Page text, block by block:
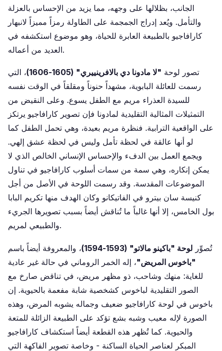
الجانب، بظلالها على وجهه، مما يزيد من الإحساس بالعزلة
والتأمل. ويُعد إدراج الجمجمة على الطاولة رمزاً مميزاً لانبهار
كارافاجيو بالطبيعة العابرة للحياة، وهو موضوع استكشفه في
العديد من أعماله.
تصور لوحة "لا مادونا دي بالافرينييري" (1605-1606)
، التي
رسمت للعائلة البابوية، مشهداً حنوناً ومقلقاً في الوقت نفسه
للسيدة العذراء مريم مع الطفل يسوع. وعلى النقيض من
التمثيلات المثالية التقليدية لمادونا فإن تصوير كارافاجيو يرتكز
على الواقعية الترابية. فنظرة مريم بعيدة، وهي تحمل الطفل كما
لو أنها عالقة في لحظة تأمل وليس في لحظة عشق إلهي.
ويجمع العمل بين الدفء والإحساس الإنساني الخالص الذي لا
يمكن إنكاره، وهي سمة من سمات أسلوب كارافاجيو في تناول
الموضوعات المقدسة. وقد رسمت اللوحة في الأصل من أجل
كنيسة سان بيترو في الفاتيكانو وكان الهدف منها تكريم البابا
بول الخامس، إلا أنها غالباً ما تُناقش أيضاً بسبب تصويرها الجريء
والطبيعي لمريم.
تُصوِّر لوحة "باكينو مالاتو" (1593-1594)
، والمعروفة أيضاً باسم
"باخوس المريض"، إله الخمر الروماني في حالة غير عادية
للغاية: منهك وشاحب، ذو مظهر مريض، في تناقض صارخ مع
الصور التقليدية لباخوس كشخصية شابة مفعمة بالحيوية. إن
باخوس في لوحة كارافاجيو ضعيف وجماله يشوبه المرض، وهذه
الصورة لإله معيب وشبه بشع تؤكد على الطبيعة الزائلة للمتعة
والحيوية. كما تُظهر هذه القطعة أيضاً استكشاف كارافاجيو
المبكر لعناصر الحياة الساكنة - وخاصة تصوير الفاكهة التي